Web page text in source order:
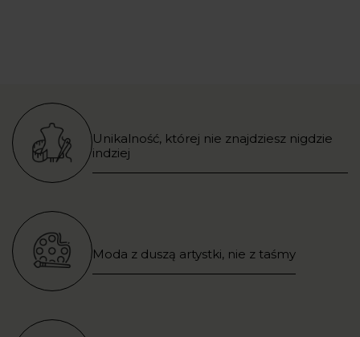
Unikalność, której nie znajdziesz nigdzie
indziej
Moda z duszą artystki, nie z taśmy